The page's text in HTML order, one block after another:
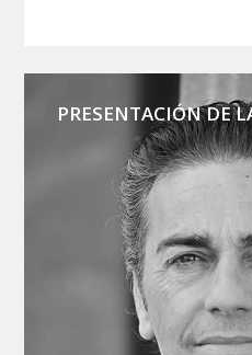
PRESENTACIÓN DE